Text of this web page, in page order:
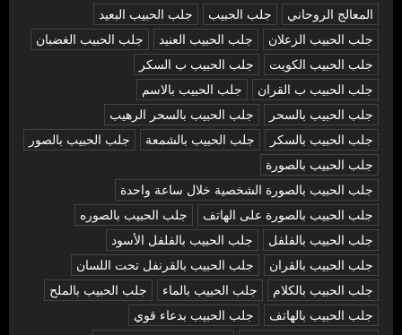
المعالج الروحاني
جلب الحبيب
جلب الحبيب البعيد
جلب الحبيب الزعلان
جلب الحبيب العنيد
جلب الحبيب الغضبان
جلب الحبيب الكويت
جلب الحبيب ب السكر
جلب الحبيب ب القران
جلب الحبيب بالاسم
جلب الحبيب بالسحر
جلب الحبيب بالسحر الرهيب
جلب الحبيب بالسكر
جلب الحبيب بالشمعة
جلب الحبيب بالصور
جلب الحبيب بالصورة
جلب الحبيب بالصورة الشخصية خلال ساعة واحدة
جلب الحبيب بالصورة على الهاتف
جلب الحبيب بالصوره
جلب الحبيب بالفلفل
جلب الحبيب بالفلفل الأسود
جلب الحبيب بالقران
جلب الحبيب بالقرنفل تحت اللسان
جلب الحبيب بالكلام
جلب الحبيب بالماء
جلب الحبيب بالملح
جلب الحبيب بالهاتف
جلب الحبيب بدعاء قوي